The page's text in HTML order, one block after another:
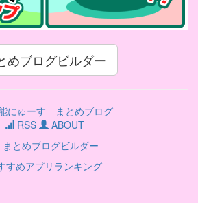
めブログビルダー
にゅーす まとめブログ
RSS
ABOUT
まとめブログビルダー
すめアプリランキング